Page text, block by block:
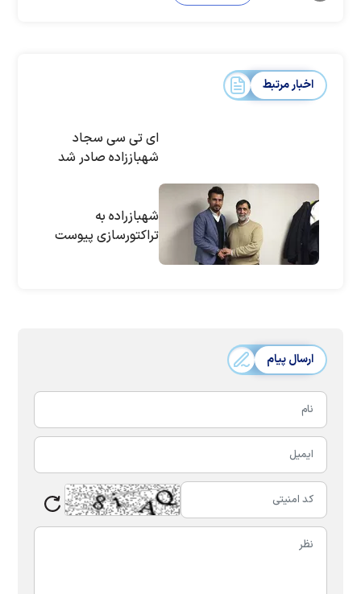
اخبار مرتبط
ای تی سی سجاد
شهباززاده صادر شد
شهبازراده به
تراکتورسازی پیوست
ارسال پیام